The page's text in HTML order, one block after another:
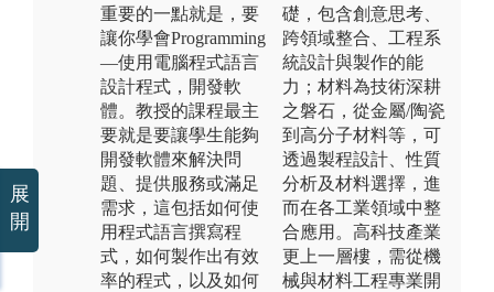
重要的一點就是，要
讓你學會Programming
—使用電腦程式語言
設計程式，開發軟
體。教授的課程最主
要就是要讓學生能夠
開發軟體來解決問
題、提供服務或滿足
需求，這包括如何使
用程式語言撰寫程
式，如何製作出有效
率的程式，以及如何
礎，包含創意思考、
跨領域整合、工程系
統設計與製作的能
力；材料為技術深耕
之磐石，從金屬/陶瓷
到高分子材料等，可
透過製程設計、性質
分析及材料選擇，進
而在各工業領域中整
合應用。高科技產業
更上一層樓，需從機
械與材料工程專業開
展
開